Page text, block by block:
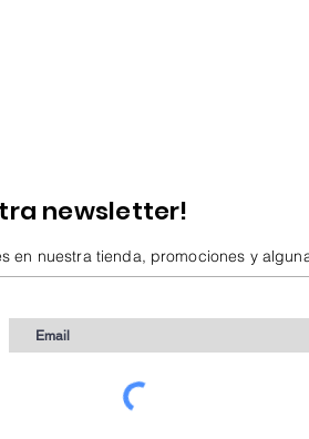
newsletter!
en nuestra tienda, promociones y